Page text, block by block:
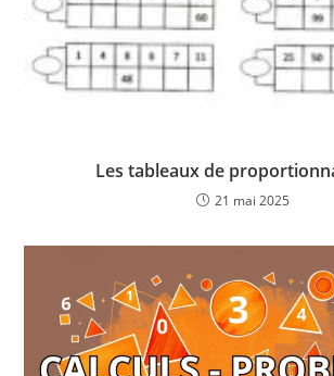
Les tableaux de
21 mai 2025